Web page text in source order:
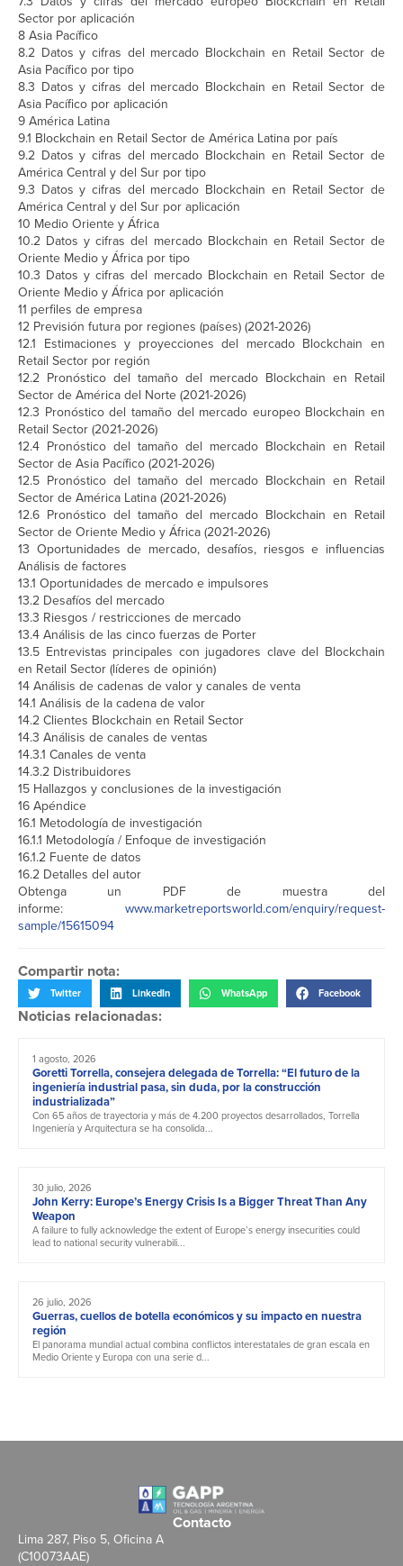
Sector por aplicación
8 Asia Pacífico
8.2 Datos y cifras del mercado Blockchain en Retail Sector de
Asia Pacífico por tipo
8.3 Datos y cifras del mercado Blockchain en Retail Sector de
Asia Pacífico por aplicación
9 América Latina
9.1 Blockchain en Retail Sector de América Latina por país
9.2 Datos y cifras del mercado Blockchain en Retail Sector de
América Central y del Sur por tipo
9.3 Datos y cifras del mercado Blockchain en Retail Sector de
América Central y del Sur por aplicación
10 Medio Oriente y África
10.2 Datos y cifras del mercado Blockchain en Retail Sector de
Oriente Medio y África por tipo
10.3 Datos y cifras del mercado Blockchain en Retail Sector de
Oriente Medio y África por aplicación
11 perfiles de empresa
12 Previsión futura por regiones (países) (2021-2026)
12.1 Estimaciones y proyecciones del mercado Blockchain en
Retail Sector por región
12.2 Pronóstico del tamaño del mercado Blockchain en Retail
Sector de América del Norte (2021-2026)
12.3 Pronóstico del tamaño del mercado europeo Blockchain en
Retail Sector (2021-2026)
12.4 Pronóstico del tamaño del mercado Blockchain en Retail
Sector de Asia Pacífico (2021-2026)
12.5 Pronóstico del tamaño del mercado Blockchain en Retail
Sector de América Latina (2021-2026)
12.6 Pronóstico del tamaño del mercado Blockchain en Retail
Sector de Oriente Medio y África (2021-2026)
13 Oportunidades de mercado, desafíos, riesgos e influencias
Análisis de factores
13.1 Oportunidades de mercado e impulsores
13.2 Desafíos del mercado
13.3 Riesgos / restricciones de mercado
13.4 Análisis de las cinco fuerzas de Porter
13.5 Entrevistas principales con jugadores clave del Blockchain
en Retail Sector (líderes de opinión)
14 Análisis de cadenas de valor y canales de venta
14.1 Análisis de la cadena de valor
14.2 Clientes Blockchain en Retail Sector
14.3 Análisis de canales de ventas
14.3.1 Canales de venta
14.3.2 Distribuidores
15 Hallazgos y conclusiones de la investigación
16 Apéndice
16.1 Metodología de investigación
16.1.1 Metodología / Enfoque de investigación
16.1.2 Fuente de datos
16.2 Detalles del autor
Obtenga un PDF de muestra del
informe: www.marketreportsworld.com/enquiry/request-
sample/15615094
Compartir nota:
Twitter LinkedIn WhatsApp Facebook
Noticias relacionadas:
1 agosto, 2026
Goretti Torrella, consejera delegada de Torrella: “El futuro de la
ingeniería industrial pasa, sin duda, por la construcción
industrializada”
Con 65 años de trayectoria y más de 4.200 proyectos desarrollados, Torrella
Ingeniería y Arquitectura se ha consolida...
30 julio, 2026
John Kerry: Europe’s Energy Crisis Is a Bigger Threat Than Any
Weapon
A failure to fully acknowledge the extent of Europe’s energy insecurities could
lead to national security vulnerabili...
26 julio, 2026
Guerras, cuellos de botella económicos y su impacto en nuestra
región
El panorama mundial actual combina conflictos interestatales de gran escala en
Medio Oriente y Europa con una serie d...
Contacto
Lima 287, Piso 5, Oficina A
(C10073AAE)